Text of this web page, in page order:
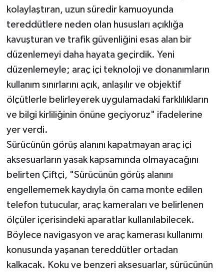
kolaylaştıran, uzun süredir kamuoyunda
tereddütlere neden olan hususları açıklığa
kavuşturan ve trafik güvenliğini esas alan bir
düzenlemeyi daha hayata geçirdik. Yeni
düzenlemeyle; araç içi teknoloji ve donanımların
kullanım sınırlarını açık, anlaşılır ve objektif
ölçütlerle belirleyerek uygulamadaki farklılıkların
ve bilgi kirliliğinin önüne geçiyoruz" ifadelerine
yer verdi.
Sürücünün görüş alanını kapatmayan araç içi
aksesuarların yasak kapsamında olmayacağını
belirten Çiftçi, "Sürücünün görüş alanını
engellememek kaydıyla ön cama monte edilen
telefon tutucular, araç kameraları ve belirlenen
ölçüler içerisindeki aparatlar kullanılabilecek.
Böylece navigasyon ve araç kamerası kullanımı
konusunda yaşanan tereddütler ortadan
kalkacak. Koku ve benzeri aksesuarlar, sürücünün